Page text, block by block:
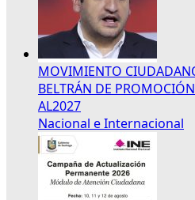
MOVIMIENTO
BELTRÁN DE
AL2027
Nacional e Internacional